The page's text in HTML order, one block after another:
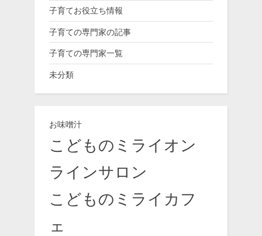
子育てお役立ち情報
子育ての専門家の記事
子育ての専門家一覧
未分類
お味噌汁
こどものミライオン
ラインサロン
こどものミライカフ
ェ